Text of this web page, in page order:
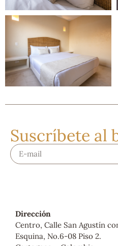
Suscríbete al
Dirección
Centro, Calle San Agustín
Esquina, No.6-08 Piso 2.